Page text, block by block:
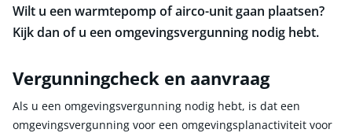
Wilt u een warmtepomp of airco-unit gaan plaatsen?
Kijk dan of u een omgevingsvergunning nodig hebt.
Vergunningcheck en aanvraag
Als u een omgevingsvergunning nodig hebt, is dat een
omgevingsvergunning voor een omgevingsplanactiviteit voor